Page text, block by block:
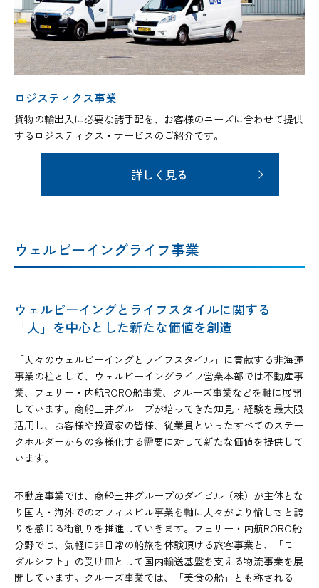
ロジスティクス事業
貨物の輸出入に必要な諸手配を、お客様のニーズに合わせて提供
するロジスティクス・サービスのご紹介です。
詳しく見る
ウェルビーイングライフ事業
ウェルビーイングとライフスタイルに関する
「人」を中心とした新たな価値を創造
「人々のウェルビーイングとライフスタイル」に貢献する非海運
事業の柱として、ウェルビーイングライフ営業本部では不動産事
業、フェリー・内航RORO船事業、クルーズ事業などを軸に展開
しています。商船三井グループが培ってきた知見・経験を最大限
活用し、お客様や投資家の皆様、従業員といったすべてのステー
クホルダーからの多様化する需要に対して新たな価値を提供して
います。
不動産事業では、商船三井グループのダイビル（株）が主体とな
り国内・海外でのオフィスビル事業を軸に人々がより愉しさと誇
りを感じる街創りを推進していきます。フェリー・内航RORO船
分野では、気軽に非日常の船旅を体験頂ける旅客事業と、「モー
ダルシフト」の受け皿として国内輸送基盤を支える物流事業を展
開しています。クルーズ事業では、「美食の船」とも称される